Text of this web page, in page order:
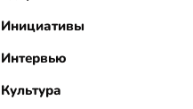
Инициативы
Интервью
Культура